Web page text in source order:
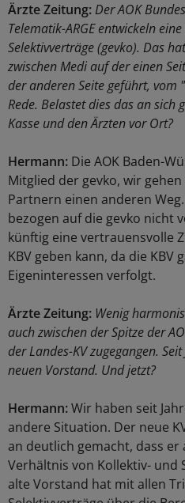
Ärzte Zeitung:Der AOK
Telematik-ARGE entwickeln
Selektivverträge (gevko). Das
zwischen Medi auf der einen
der anderen Seite geführt, vom
Rede. Belastet dies das an sich
Kasse und den Ärzten vor Ort?
Hermann: Die AOK Baden-
Mitglied der gevko, wir
Partnern einen anderen
bezogen auf die gevko nicht
künftig eine vertrauensvolle
KBV geben kann, da die KBV
Eigeninteressen verfolgt.
Ärzte Zeitung: Wenig
auch zwischen der Spitze der
der Landes-KV zugegangen.
neuen Vorstand. Und jetzt?
Hermann:Wir haben seit
andere Situation. Der neue
an deutlich gemacht, dass er
Verhältnis von Kollektiv- und
alte Vorstand hat mit allen